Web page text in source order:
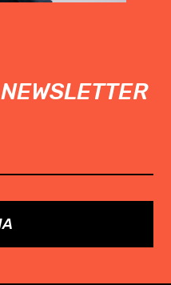
NEWSLETTER